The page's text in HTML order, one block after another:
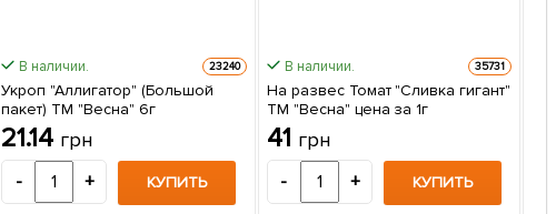
В наличии. 23240
Укроп "Аллигатор" (Большой
пакет) ТМ "Весна" 6г
21.14 грн
- + КУПИТЬ
В наличии. 35731
На развес Томат "Сливка гигант"
ТМ "Весна" цена за 1г
41 грн
- + КУПИТЬ